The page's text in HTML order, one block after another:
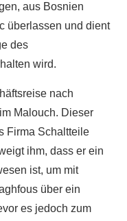
aus Bosnien
überlassen und dient
des
wird.
nach
Malouch. Dieser
Firma Schaltteile
ihm, dass er ein
ist, um mit
über ein
es jedoch zum